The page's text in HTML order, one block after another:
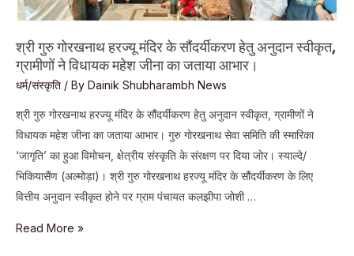
विषय
कार्यक्रम
आयोजित।
श्री गुरु गोरखनाथ हरज्यू मंदिर के सौंदर्यीकरण हेतु अनुदान स्वीकृत,
ग्रामीणों ने विधायक महेश जीना का जताया आभार।
धर्म/संस्कृति / By Dainik Shubharambh News
श्री गुरु गोरखनाथ हरज्यू मंदिर के सौंदर्यीकरण हेतु अनुदान स्वीकृत, ग्रामीणों ने
विधायक महेश जीना का जताया आभार। गुरु गोरखनाथ सेवा समिति की स्मारिका
‘जागृति’ का हुआ विमोचन, क्षेत्रीय संस्कृति के संरक्षण पर दिया जोर। स्याल्दे/
भिकियासैंण (अल्मोड़ा)। श्री गुरु गोरखनाथ हरज्यू मंदिर के सौंदर्यीकरण के लिए
वित्तीय अनुदान स्वीकृत होने पर ग्राम पंचायत कलझीपा जोशी …
श्री
Read More »